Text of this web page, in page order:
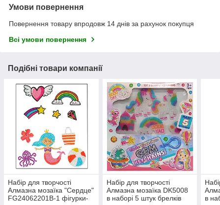
Умови повернення
Повернення товару впродовж 14 днів за рахунок покупця
Всі умови повернення
Подібні товари компанії
Набір для творчості
Алмазна мозаїка "Сердце"
FG24062201B-1 фігурки-
Набір для творчості
Алмазна мозаїка DK5008
в наборі 5 штук брелків
в